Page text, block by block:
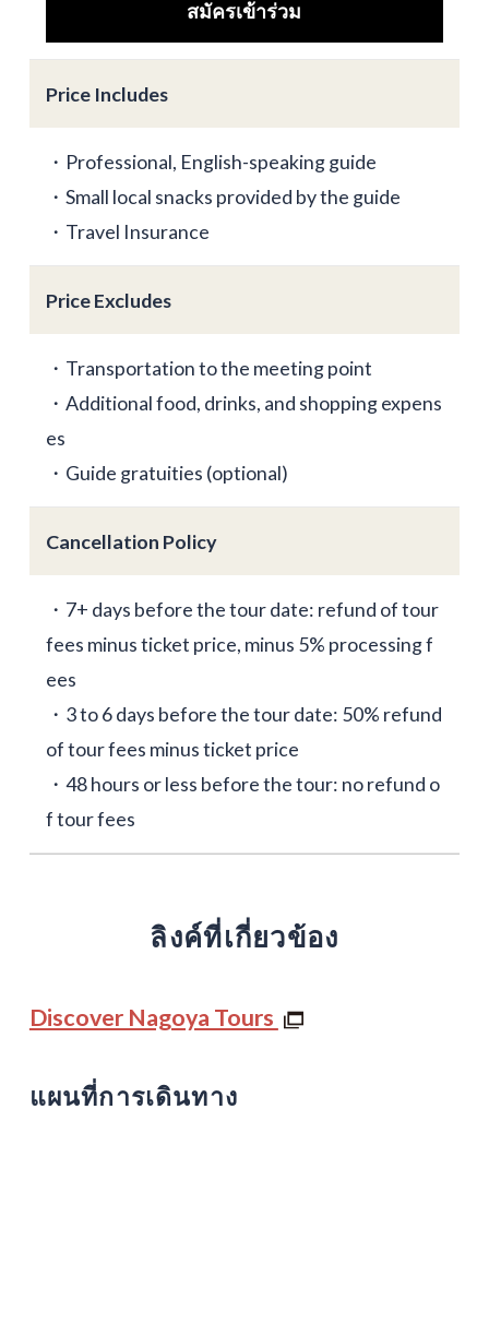
สมัครเข้าร่วม
Price Includes
・Professional, English-speaking guide
・Small local snacks provided by the guide
・Travel Insurance
Price Excludes
・Transportation to the meeting point
・Additional food, drinks, and shopping expens
es
・Guide gratuities (optional)
Cancellation Policy
・7+ days before the tour date: refund of tour
fees minus ticket price, minus 5% processing f
ees
・3 to 6 days before the tour date: 50% refund
of tour fees minus ticket price
・48 hours or less before the tour: no refund o
f tour fees
ลิงค์ที่เกี่ยวข้อง
Discover Nagoya Tours
แผนที่การเดินทาง